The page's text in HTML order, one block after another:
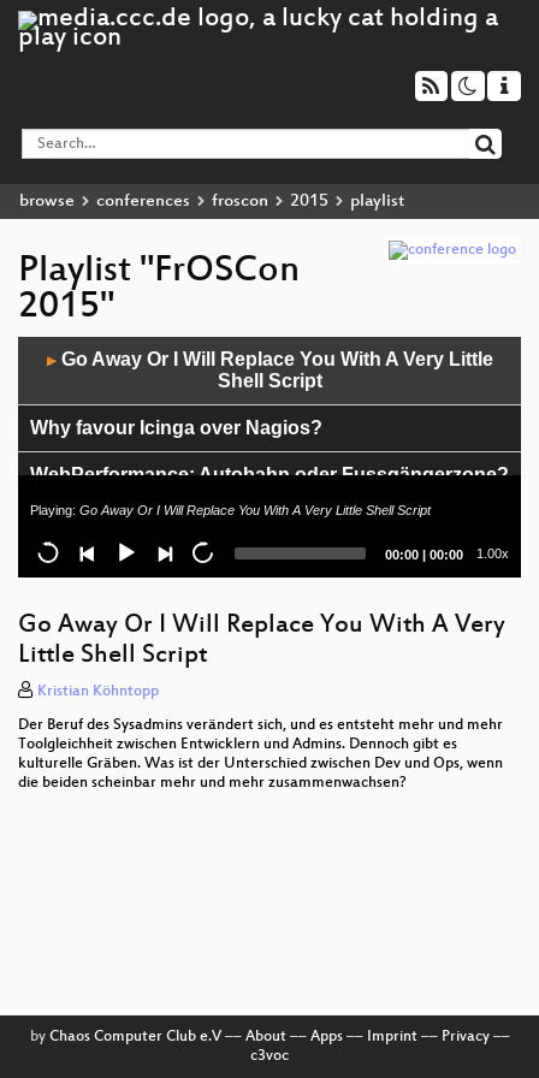
browse conferences froscon 2015 playlist
Playlist "FrOSCon
2015"
Player
▶Go Away Or I Will Replace You With A Very Little
Shell Script
Why favour Icinga over Nagios?
WebPerformance: Autobahn oder Fussgängerzone?
XMPP 2015 - challenges of modern day instant
messaging
Attacking IoT Telemetry
Thank God it's Open Friday
Ubuntu Phone
REST APIs dokumentieren mit Swagger
The evolution of storage on Linux
Drive-by SSL certificate creation with nginx
Playing: Go Away Or I Will Replace You With A Very Little Shell Script
Current
00:00 | Total
00:00 1.00x
Go Away Or I Will Replace You With A Very
Little Shell Script
Kristian Köhntopp
Der Beruf des Sysadmins verändert sich, und es entsteht mehr und mehr
Toolgleichheit zwischen Entwicklern und Admins. Dennoch gibt es
kulturelle Gräben. Was ist der Unterschied zwischen Dev und Ops, wenn
die beiden scheinbar mehr und mehr zusammenwachsen?
by Chaos Computer Club e.V–– About–– Apps–– Imprint–– Privacy––
c3voc